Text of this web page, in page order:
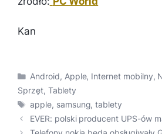
Kan
Kategorie
Android, Apple, Internet mobilny,
Sprzęt, Tablety
Tagi
apple, samsung,tablety
EVER: polski producent UPS-ów